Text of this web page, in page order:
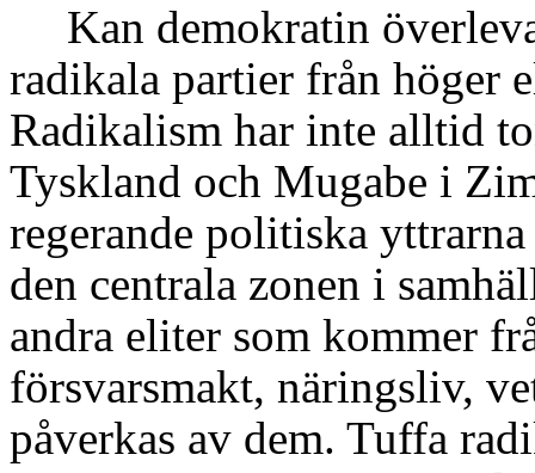
Kan demokratin
radikala partier från höger
Radikalism har inte alltid
Tyskland och Mugabe i
regerande politiska
den centrala zonen i
andra eliter som kommer
försvarsmakt, näringsliv,
påverkas av dem. Tuffa